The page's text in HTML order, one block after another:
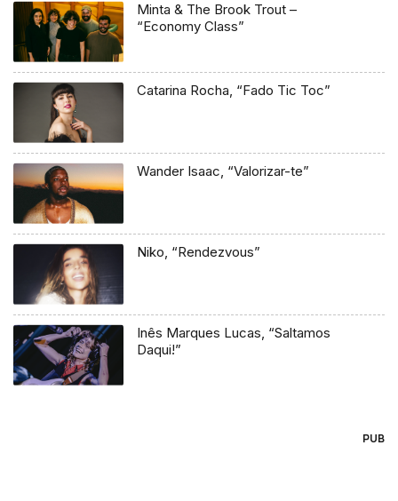
Minta & The Brook Trout –
“Economy Class”
Catarina Rocha, “Fado Tic Toc”
Wander Isaac, “Valorizar-te”
Niko, “Rendezvous”
Inês Marques Lucas, “Saltamos
Daqui!”
PUB